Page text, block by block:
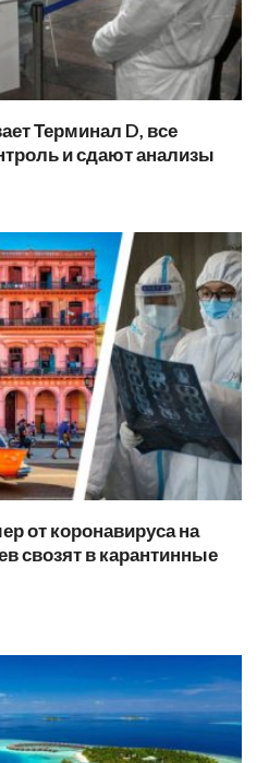
Терминал D, все
и сдают анализы
от коронавируса на
свозят в карантинные